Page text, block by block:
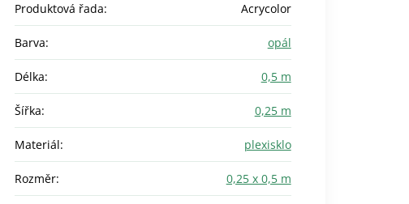
Produktová řada: Acrycolor
Barva: opál
Délka: 0,5 m
Šířka: 0,25 m
Materiál: plexisklo
Rozměr: 0,25 x 0,5 m